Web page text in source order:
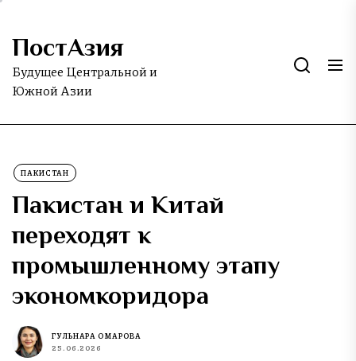
Skip
the
content
ПостАзия
Будущее Центральной и
Южной Азии
ПАКИСТАН
Пакистан и Китай
переходят к
промышленному этапу
экономкоридора
ГУЛЬНАРА ОМАРОВА
25.06.2026